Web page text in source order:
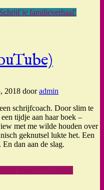
je familieverhaal’
2018 dooradmin
schrijfcoach. Door slim te
tijdje aan haar boek –
met me wilde houden over
geknutsel lukte het. Een
dan aan de slag.